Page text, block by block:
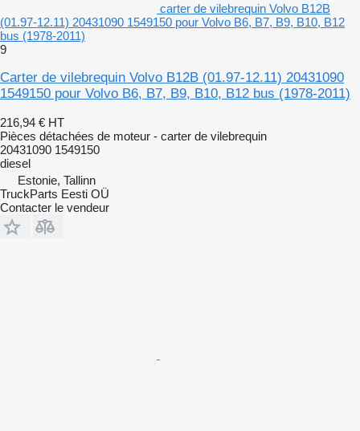
carter de vilebrequin Volvo B12B
(01.97-12.11) 20431090 1549150 pour Volvo B6, B7, B9, B10, B12
bus (1978-2011)
9
Carter de vilebrequin Volvo B12B (01.97-12.11) 20431090
1549150 pour Volvo B6, B7, B9, B10, B12 bus (1978-2011)
216,94 € HT
Pièces détachées de moteur - carter de vilebrequin
20431090 1549150
diesel
Estonie, Tallinn
TruckParts Eesti OÜ
Contacter le vendeur